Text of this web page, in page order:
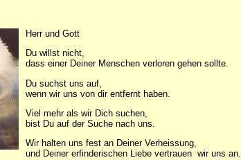
Herr und Gott
Du willst nicht,
dass einer Deiner Menschen verloren gehen sollte.
Du suchst uns auf,
wenn wir uns von dir entfernt haben.
Viel mehr als wir Dich suchen,
bist Du auf der Suche nach uns.
Wir halten uns fest an Deiner Verheissung,
und Deiner erfinderischen Liebe vertrauen wir uns an.